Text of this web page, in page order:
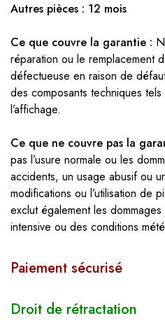
Autres pièces : 12 mois
Ce que couvre la garantie :
réparation ou le remplacement
défectueuse en raison de
des composants techniques
l’affichage.
Ce que ne couvre pas la
pas l’usure normale ou les
accidents, un usage abusif ou
modifications ou l’utilisation de
exclut également les
intensive ou des conditions
Paiement sécurisé
Droit de rétractation